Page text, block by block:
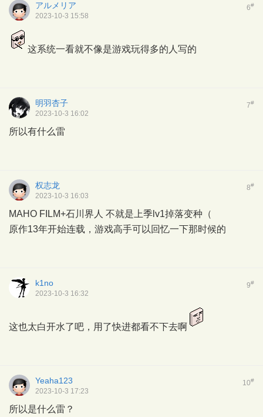
6#
アルメリア
2023-10-3 15:58
这系统一看就不像是游戏玩得多的人写的
7#
明羽杏子
2023-10-3 16:02
所以有什么雷
8#
权志龙
2023-10-3 16:03
MAHO FILM+石川界人 不就是上季lv1掉落变种（
原作13年开始连载，游戏高手可以回忆一下那时候的
9#
k1no
2023-10-3 16:32
这也太白开水了吧，用了快进都看不下去啊
10#
Yeaha123
2023-10-3 17:23
所以是什么雷？